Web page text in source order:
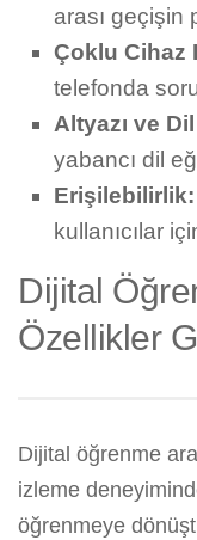
arası geçişin
Çoklu Cihaz
telefonda
Altyazı ve
yabancı dil
Erişilebilirlik:
kullanıcılar
Dijital
Özellikler
Dijital öğrenme
izleme
öğrenmeye